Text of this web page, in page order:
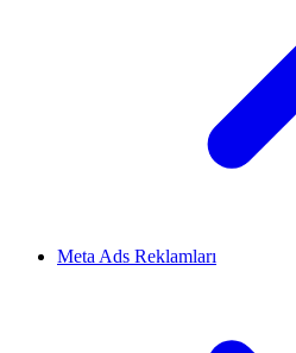
Meta Ads Reklamları